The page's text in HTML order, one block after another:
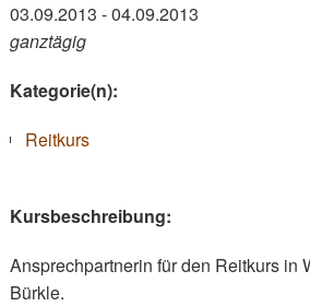
03.09.2013 - 04.09.2013
ganztägig
Kategorie(n):
Reitkurs
Kursbeschreibung:
Ansprechpartnerin für den Reitkurs in
Bürkle.